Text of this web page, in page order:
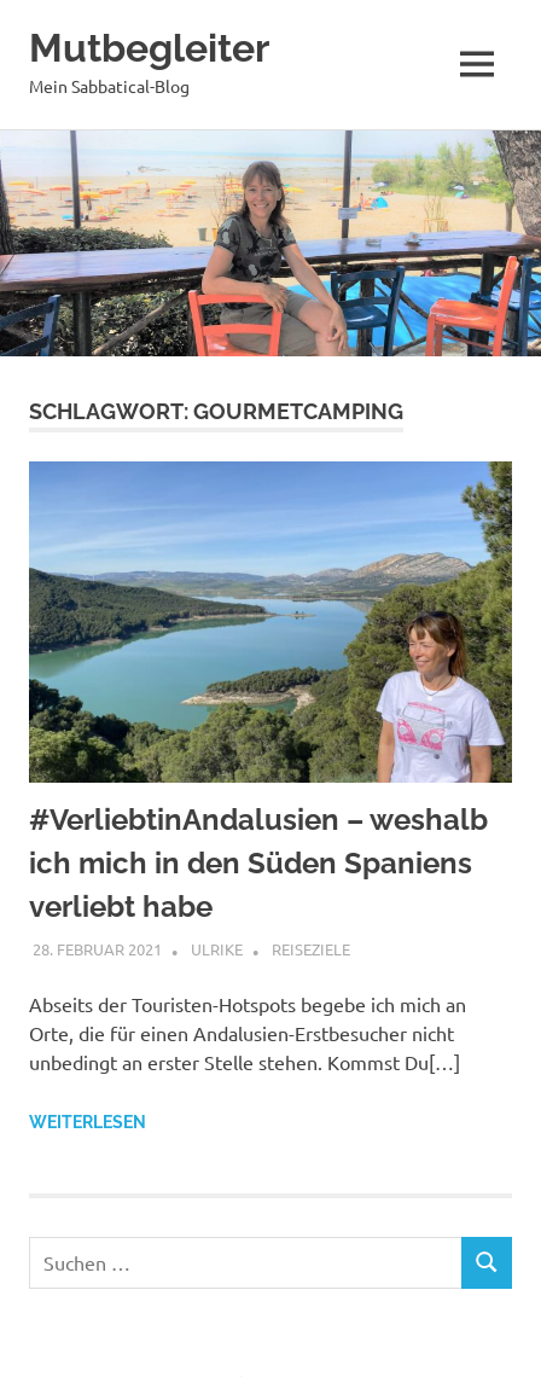
Inhalt
springen
Mutbegleiter
Mein Sabbatical-Blog MENÜ
SCHLAGWORT:GOURMETCAMPING
#VerliebtinAndalusien – weshalb
ich mich in den Süden Spaniens
verliebt habe
28. FEBRUAR 2021 ULRIKE REISEZIELE
Abseits der Touristen-Hotspots begebe ich mich an
Orte, die für einen Andalusien-Erstbesucher nicht
unbedingt an erster Stelle stehen. Kommst Du[…]
WEITERLESEN
Suchen
SUCHEN